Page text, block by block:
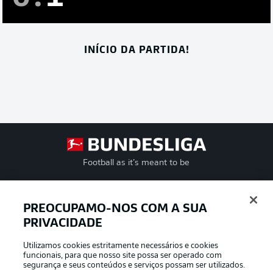
INÍCIO DA PARTIDA!
Football as it’s meant to be
APLICATIVO DA BUNDESLIGA
PREOCUPAMO-NOS COM A SUA
PRIVACIDADE
Utilizamos cookies estritamente necessários e cookies
funcionais, para que nosso site possa ser operado com
segurança e seus conteúdos e serviços possam ser utilizados.